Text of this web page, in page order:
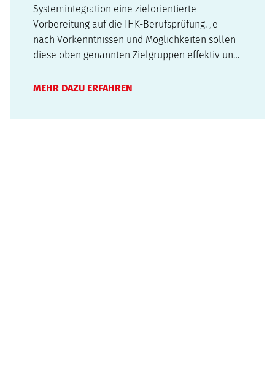
Systemintegration eine zielorientierte
Vorbereitung auf die IHK-Berufsprüfung. Je
nach Vorkenntnissen und Möglichkeiten sollen
diese oben genannten Zielgruppen effektiv und
Wissen, Fähigkeiten und Fertigkeiten festigen.
MEHR DAZU ERFAHREN